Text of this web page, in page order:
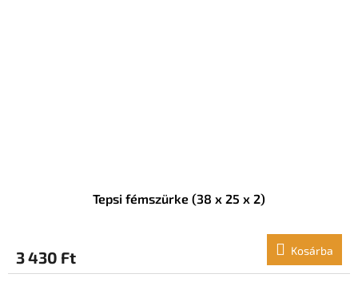
Tepsi fémszürke (38 x 25 x 2)
3 430 Ft Kosárba